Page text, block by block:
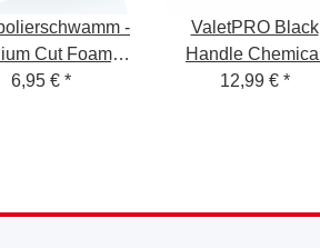
-
Cut Foam,
Ø 130/50mm
6,95 € *
ValetPRO Black
Handle Chemical
Resistant -
12,99 € *